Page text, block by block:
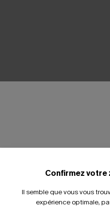
amis, laissez-
Cupshe
Confirmez votre
Il semble que vous vous
expérience optimale,